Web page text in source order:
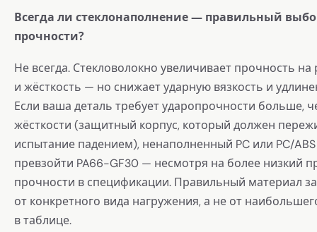
Всегда ли стеклонаполнение — правильный
прочности?
Не всегда. Стекловолокно увеличивает прочность на
и жёсткость — но снижает ударную вязкость и
Если ваша деталь требует ударопрочности больше,
жёсткости (защитный корпус, который должен
испытание падением), ненаполненный PC или PC/
превзойти PA66-GF30 — несмотря на более низкий
прочности в спецификации. Правильный материал
от конкретного вида нагружения, а не от
в таблице.